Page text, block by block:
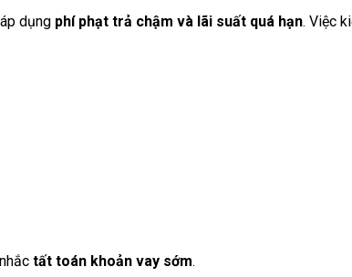
dụng phí phạt trả chậm và lãi suất quá hạn. Việc
tất toán khoản vay sớm.